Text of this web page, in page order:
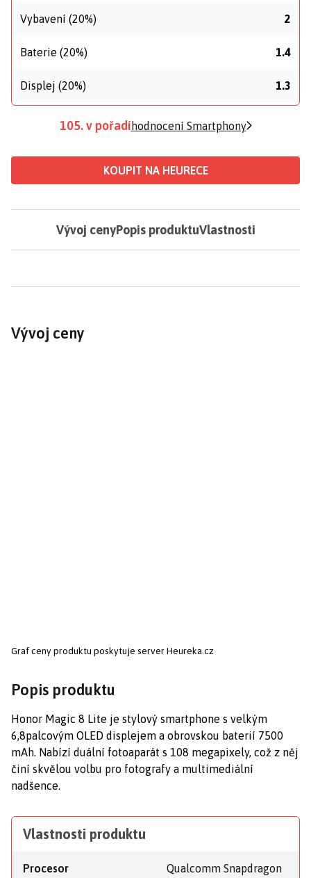
Vybavení (20%) 2
Baterie (20%) 1.4
Displej (20%) 1.3
105. v pořadí hodnocení Smartphony
KOUPIT NA HEURECE
Vývoj cenyPopis produktuVlastnosti
Vývoj ceny
Graf ceny produktu poskytuje server Heureka.cz
Popis produktu
Honor Magic 8 Lite je stylový smartphone s velkým
6,8palcovým OLED displejem a obrovskou baterií 7500
mAh. Nabízí duální fotoaparát s 108 megapixely, což z něj
činí skvělou volbu pro fotografy a multimediální
nadšence.
Vlastnosti produktu
Procesor
Qualcomm Snapdragon